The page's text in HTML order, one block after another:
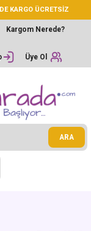
KARGO ÜCRETSİZ
Kargom Nerede?
Üye Ol
ARA